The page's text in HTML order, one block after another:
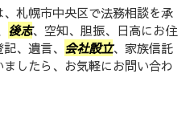
札幌市中央区で法務相談を承
後志、空知、胆振、日高にお住
、遺言、 会社設立、家族信託
したら、お気軽にお問い合わ